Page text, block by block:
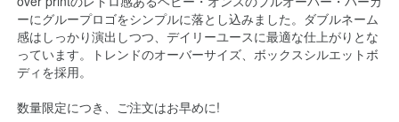
ーにグループロゴをシンプルに落とし込みました。ダブルネーム
感はしっかり演出しつつ、デイリーユースに最適な仕上がりとな
っています。トレンドのオーバーサイズ、ボックスシルエットボ
ディを採用。
数量限定につき、ご注文はお早めに!